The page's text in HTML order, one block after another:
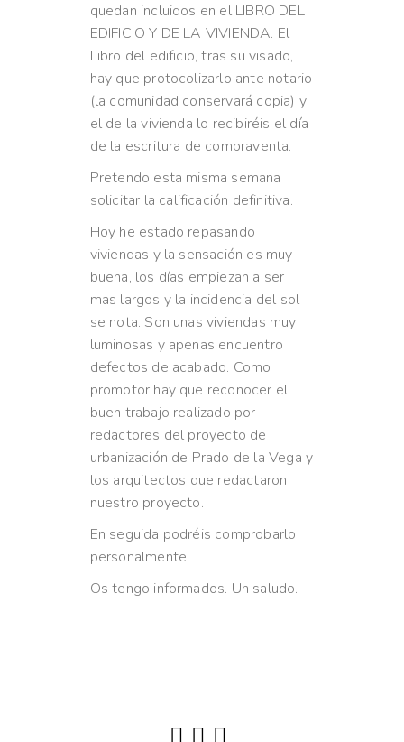
quedan incluidos en el LIBRO DEL
EDIFICIO Y DE LA VIVIENDA. El
Libro del edificio, tras su visado,
hay que protocolizarlo ante notario
(la comunidad conservará copia) y
el de la vivienda lo recibiréis el día
de la escritura de compraventa.
Pretendo esta misma semana
solicitar la calificación definitiva.
Hoy he estado repasando
viviendas y la sensación es muy
buena, los días empiezan a ser
mas largos y la incidencia del sol
se nota. Son unas viviendas muy
luminosas y apenas encuentro
defectos de acabado. Como
promotor hay que reconocer el
buen trabajo realizado por
redactores del proyecto de
urbanización de Prado de la Vega y
los arquitectos que redactaron
nuestro proyecto.
En seguida podréis comprobarlo
personalmente.
Os tengo informados. Un saludo.